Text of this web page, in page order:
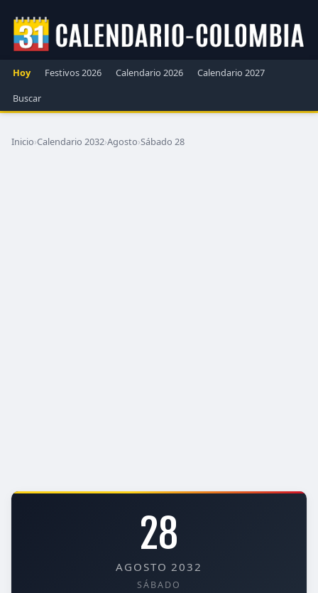
Hoy Festivos 2026 Calendario 2026
Calendario 2027
Buscar
Inicio›Calendario 2032›Agosto›Sábado 28
28
AGOSTO 2032
SÁBADO